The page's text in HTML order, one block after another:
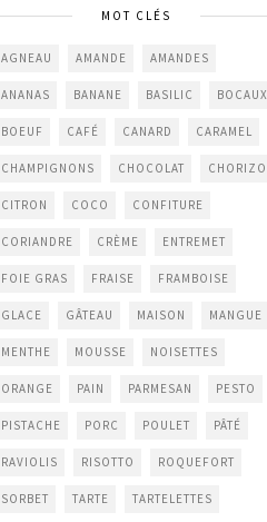
MOT CLÉS
AGNEAU AMANDE AMANDES
ANANAS BANANE BASILIC BOCAUX
BOEUF CAFÉ CANARD CARAMEL
CHAMPIGNONS CHOCOLAT CHORIZO
CITRON COCO CONFITURE
CORIANDRE CRÈME ENTREMET
FOIE GRAS FRAISE FRAMBOISE
GLACE GÂTEAU MAISON MANGUE
MENTHE MOUSSE NOISETTES
ORANGE PAIN PARMESAN PESTO
PISTACHE PORC POULET PÂTÉ
RAVIOLIS RISOTTO ROQUEFORT
SORBET TARTE TARTELETTES